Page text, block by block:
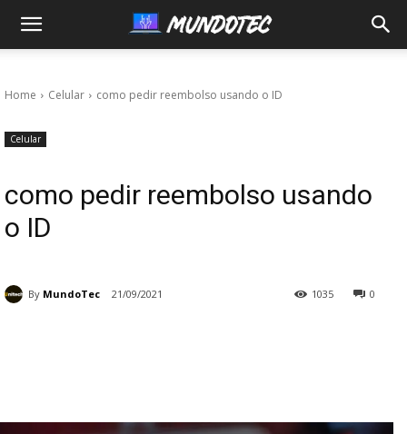
MundoTec
Home Celular como pedir reembolso usando o ID
Celular
como pedir reembolso usando
o ID
By MundoTec 21/09/2021 0
1035